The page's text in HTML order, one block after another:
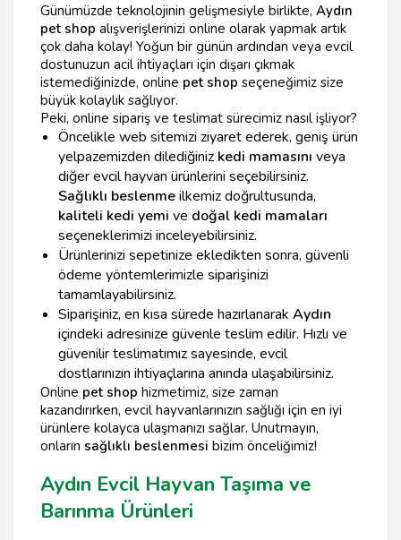
Günümüzde teknolojinin gelişmesiyle birlikte, Aydın
pet shop alışverişlerinizi online olarak yapmak artık
çok daha kolay! Yoğun bir günün ardından veya evcil
dostunuzun acil ihtiyaçları için dışarı çıkmak
istemediğinizde, online pet shop seçeneğimiz size
büyük kolaylık sağlıyor.
Peki, online sipariş ve teslimat sürecimiz nasıl işliyor?
Öncelikle web sitemizi ziyaret ederek, geniş ürün
yelpazemizden dilediğiniz kedi mamasını veya
diğer evcil hayvan ürünlerini seçebilirsiniz.
Sağlıklı beslenmeilkemiz doğrultusunda,
kaliteli kedi yemi ve doğal kedi mamaları
seçeneklerimizi inceleyebilirsiniz.
Ürünlerinizi sepetinize ekledikten sonra, güvenli
ödeme yöntemlerimizle siparişinizi
tamamlayabilirsiniz.
Siparişiniz, en kısa sürede hazırlanarak Aydın
içindeki adresinize güvenle teslim edilir. Hızlı ve
güvenilir teslimatımız sayesinde, evcil
dostlarınızın ihtiyaçlarına anında ulaşabilirsiniz.
Online pet shop hizmetimiz, size zaman
kazandırırken, evcil hayvanlarınızın sağlığı için en iyi
ürünlere kolayca ulaşmanızı sağlar. Unutmayın,
onların sağlıklı beslenmesi bizim önceliğimiz!
Aydın Evcil Hayvan Taşıma ve
Barınma Ürünleri